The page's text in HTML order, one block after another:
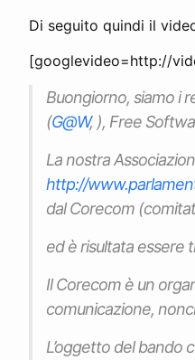
Di seguito quindi il
[googlevideo=http://
Buongiorno, siamo i
(G@W, ), Free
La nostra
http://
dal Corecom
ed è risultata essere
Il Corecom è un
comunicazione,
L’oggetto del bando